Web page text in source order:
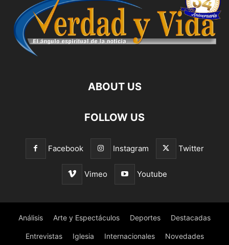
ABOUT US
FOLLOW US
Facebook Instagram Twitter
Vimeo Youtube
Análisis Arte y Espectáculos Deportes Destacadas
Entrevistas Iglesia Internacionales Novedades